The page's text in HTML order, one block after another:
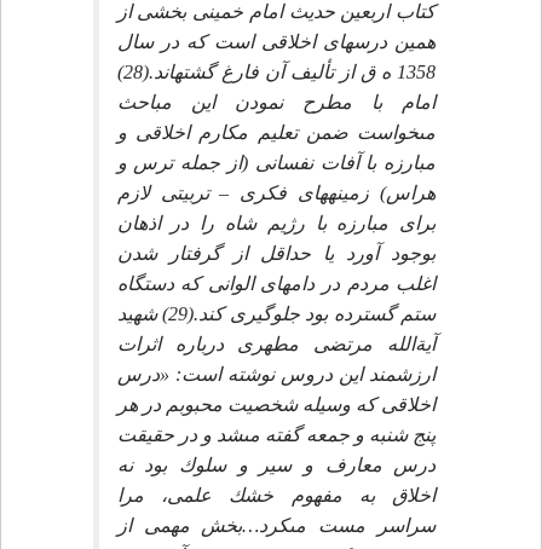
كتاب اربعين حديث امام خمينى بخشى از
همين درس‏هاى اخلاقى است كه در سال
1358 ه ق از تأليف آن فارغ گشته‏اند.(28)
امام با مطرح نمودن اين مباحث
مى‏خواست ضمن تعليم مكارم اخلاقى و
مبارزه با آفات نفسانى (از جمله ترس و
هراس) زمينه‏هاى فكرى – تربيتى لازم
براى مبارزه با رژيم شاه را در اذهان
بوجود آورد يا حداقل از گرفتار شدن
اغلب مردم در دام‏هاى الوانى كه دستگاه
ستم گسترده بود جلوگيرى كند.(29) شهيد
آيةالله مرتضى مطهرى درباره اثرات
ارزشمند اين دروس نوشته است: «درس
اخلاقى كه وسيله شخصيت محبوبم در هر
پنج شنبه و جمعه گفته مى‏شد و در حقيقت
درس معارف و سير و سلوك بود نه
اخلاق به مفهوم خشك علمى، مرا
سراسر مست مى‏كرد…بخش مهمى از